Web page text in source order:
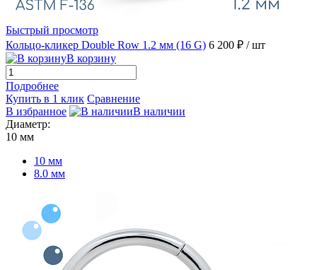
Быстрый просмотр
Кольцо-кликер Double Row 1.2 мм (16 G) 6 200 ₽ / шт
В корзину
Подробнее
Купить в 1 клик Сравнение
В избранное
В наличии
Диаметр:
10 мм
10 мм
8.0 мм